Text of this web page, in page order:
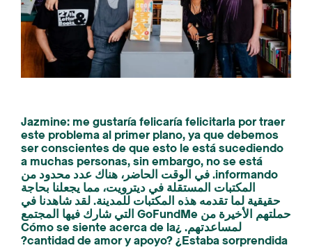
Jazmine: me gustaría felicaría felicitarla por traer
este problema al primer plano, ya que debemos
ser conscientes de que esto le está sucediendo
a muchas personas, sin embargo, no se está
informando. في الوقت الحاضر، هناك عدد محدود من
المكتبات المستقلة في ديترويت، مما يجعلنا بحاجة
حقيقية لما تقدمه هذه المكتبات للمدينة. لقد شاهدنا في
حملتهم الأخيرة من GoFundMe التي شارك فيها المجتمع
لمساعدتهم. ¿Cómo se siente acerca de la
cantidad de amor y apoyo? ¿Estaba sorprendida?